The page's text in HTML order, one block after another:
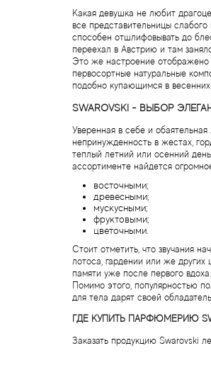
Какая девушка не любит
все представительницы
способен отшлифовывать до
переехал в Австрию и там
Это же настроение отображено
первосортные натуральные
подобно купающимся в
SWAROVSKI - ВЫБОР
Уверенная в себе и
непринужденность в жестах,
теплый летний или осенний
ассортименте найдется
восточными;
древесными;
мускусными;
фруктовыми;
цветочными.
Стоит отметить, что звучания
лотоса, гардении или же
памяти уже после первого
Помимо этого, популярностью
для тела дарят своей
ГДЕ КУПИТЬ ПАРФЮМЕРИЮ
Заказать продукцию Swarovski